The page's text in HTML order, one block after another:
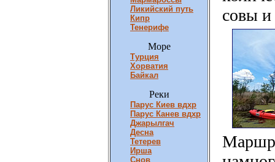
Ликийский путь
Кипр
Тенерифе
Море
Турция
Хорватия
Байкал
Реки
Парус Киев вдхр
Парус Канев вдхр
Джарылгач
Десна
Тетерев
Ирша
Снов
совы